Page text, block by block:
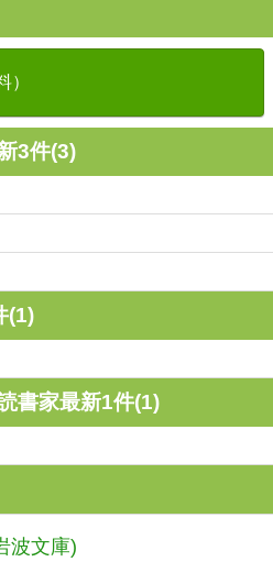
）
3件(3)
(1)
書家最新1件(1)
波文庫)